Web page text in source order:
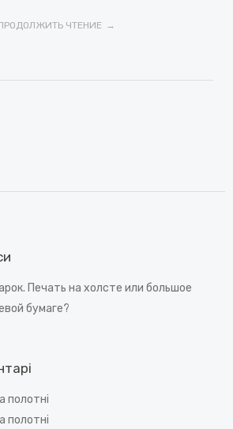
ЧТЕНИЕ
Печать на холсте или большое
бумаге?
полотні
полотні